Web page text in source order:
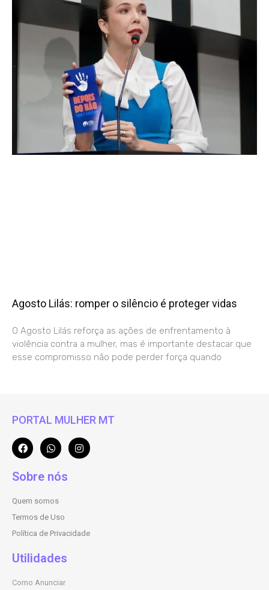
Agosto Lilás: romper o silêncio é proteger vidas
O Agosto Lilás reforça as ações de enfrentamento à
violência contra a mulher, mas é importante destacar que
esse compromisso não pode perder força quando
PORTAL MULHER MT
Sobre nós
Quem somos
Termos de Uso
Política de Privacidade
Utilidades
Como Anunciar